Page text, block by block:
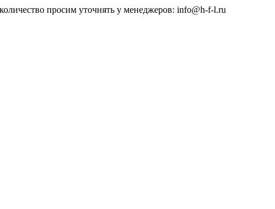
просим уточнять у менеджеров: info@h-f-l.ru